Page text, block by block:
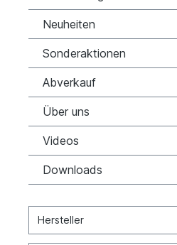
Neuheiten
Sonderaktionen
Abverkauf
Über uns
Videos
Downloads
Hersteller